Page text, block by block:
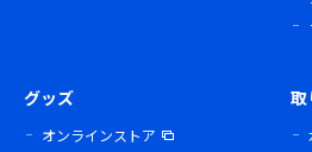
グッズ
オンラインストア
取